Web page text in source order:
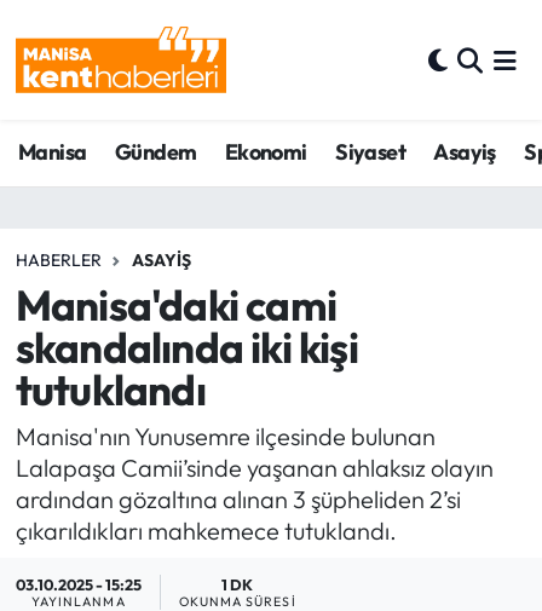
Manisa Gündem Ekonomi Siyaset Asayiş
HABERLER ASAYIŞ
Manisa'daki cami
skandalında iki kişi
tutuklandı
Manisa'nın Yunusemre ilçesinde bulunan
Lalapaşa Camii’sinde yaşanan ahlaksız olayın
ardından gözaltına alınan 3 şüpheliden 2’si
çıkarıldıkları mahkemece tutuklandı.
03.10.2025 - 15:25
YAYINLANMA
1 DK
OKUNMA SÜRESI
Ahmetli Hava Durumu
Ahmetli Trafik Yoğunluk Haritası
Tüm Manşetler
Son Dakika Haberleri
Haber Arşivi